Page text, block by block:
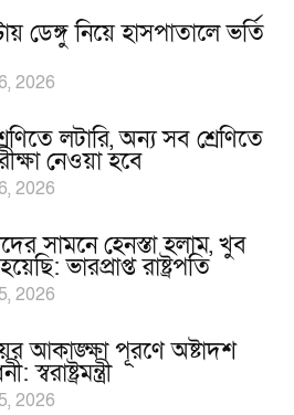
ডেঙ্গু নিয়ে হাসপাতালে ভর্তি
2026
লটারি, অন্য সব শ্রেণিতে
নেওয়া হবে
2026
সামনে হেনস্তা হলাম, খুব
ভারপ্রাপ্ত রাষ্ট্রপতি
2026
আকাঙ্ক্ষা পূরণে অষ্টাদশ
স্বরাষ্ট্রমন্ত্রী
2026